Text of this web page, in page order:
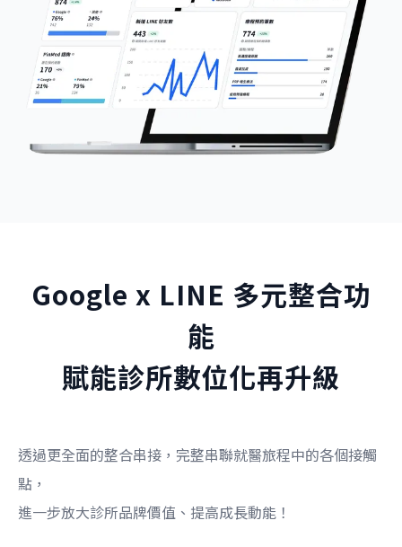
Google x LINE 多元整合功
能
賦能診所數位化再升級
透過更全面的整合串接，完整串聯就醫旅程中的各個接觸
點，
進一步放大診所品牌價值、提高成長動能！